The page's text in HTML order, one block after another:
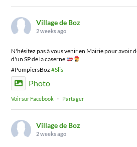
Village de Boz
2 weeks ago
N'hésitez pas à vous venir en Mairie pour avoir
d'un SP de la caserne
#PompiersBoz#Slis
Photo
Voir sur Facebook · Partager
Village de Boz
2 weeks ago